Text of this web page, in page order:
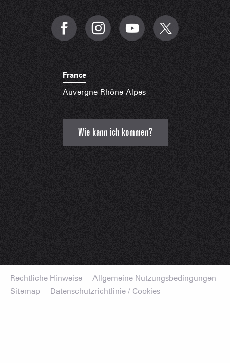
France
Auvergne-Rhône-Alpes
Wie kann ich kommen?
Rechtliche Hinweise
Allgemeine Nutzungsbedingungen
Sitemap
Datenschutzrichtlinie / Cookies